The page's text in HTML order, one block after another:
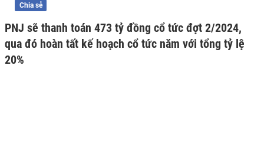
Chia sẻ
PNJ sẽ thanh toán 473 tỷ đồng cổ tức đợt 2/2024,
qua đó hoàn tất kế hoạch cổ tức năm với tổng tỷ lệ
20%